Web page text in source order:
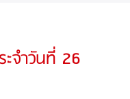
ะจำวันที่ 26